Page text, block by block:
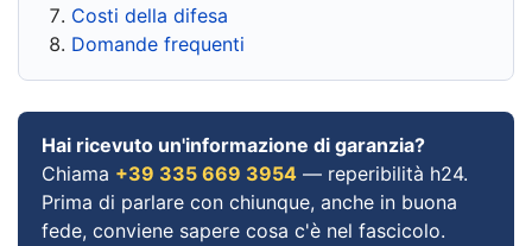
Costi della difesa
Domande frequenti
Hai ricevuto un'informazione di garanzia?
Chiama +39 335 669 3954 — reperibilità h24.
Prima di parlare con chiunque, anche in buona
fede, conviene sapere cosa c'è nel fascicolo.